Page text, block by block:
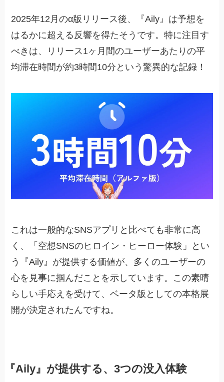
2025年12月のα版リリース後、『Aily』は予想を
はるかに超える反響を得たそうです。特に注目す
べきは、リリース1ヶ月間のユーザーあたりの平
均滞在時間が約3時間10分という驚異的な記録！
これは一般的なSNSアプリと比べても非常に高
く、「空想SNSのヒロイン・ヒーロー体験」とい
う『Aily』が提供する価値が、多くのユーザーの
心を見事に掴んだことを示しています。この素晴
らしい手応えを受けて、ベータ版としての本格展
開が決定されたんですね。
『Aily』が提供する、3つの没入体験